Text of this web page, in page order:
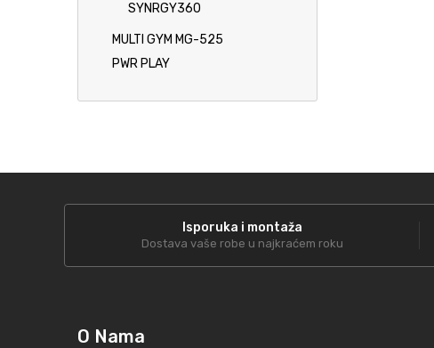
SYNRGY360
MULTI GYM MG-525
PWR PLAY
Isporuka i montaža
Dostava vaše robe u najkraćem roku
O Nama